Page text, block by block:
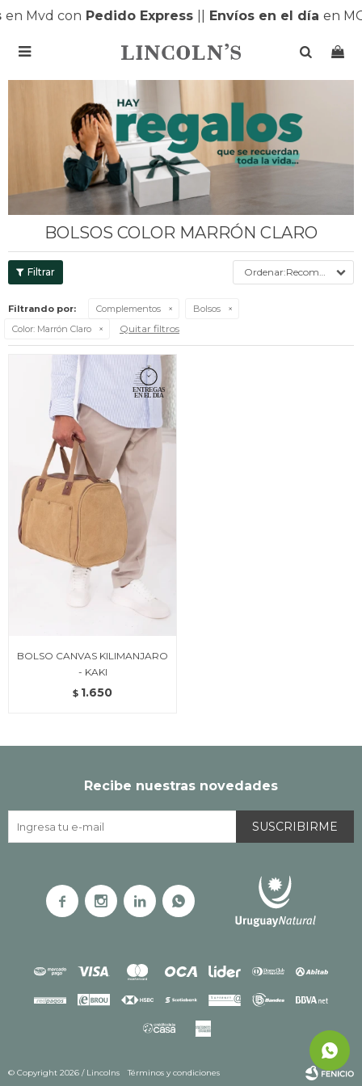
en Mvd conPedido Express| Envíos en el díaen

BOLSOS COLOR MARRÓN CLARO
Recomendados
Filtrando por: Complementos
Bolsos
Color: Marrón Claro Quitar filtros
BOLSO CANVAS KILIMANJARO
- KAKI
$ 1.650
Recibe nuestras novedades
SUSCRIBIRME
   
© Copyright 2026 / Lincolns Términos y condiciones